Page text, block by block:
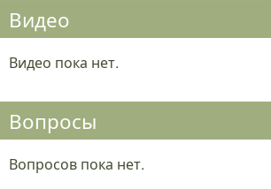
Видео
Видео пока нет.
Вопросы
Вопросов пока нет.